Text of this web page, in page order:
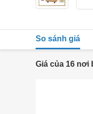
So sánh giá
Giá của 16 nơi